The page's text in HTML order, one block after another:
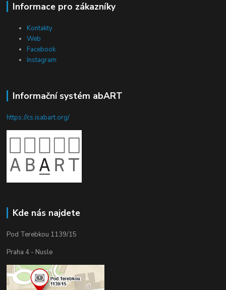
Informace pro zákazníky
Kontakty
Web
Facebook
Instagram
Informační systém abART
https://cs.isabart.org/
Kde nás najdete
Pod Terebkou 1139/15
Praha 4 - Nusle